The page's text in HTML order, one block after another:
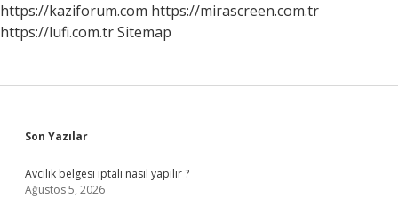
https://kaziforum.com https://mirascreen.com.tr
https://lufi.com.trSitemap
Sidebar
Son Yazılar
Avcılık belgesi iptali nasıl yapılır ?
Ağustos 5, 2026